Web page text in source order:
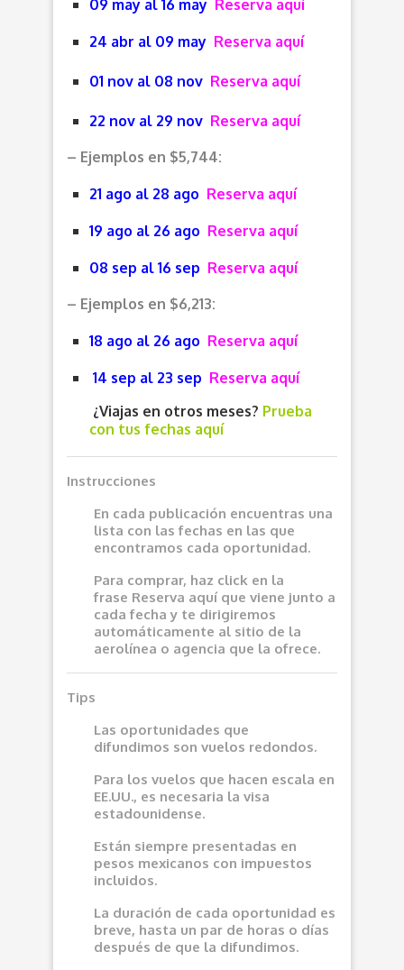
09 may al 16 may Reserva aquí
24 abr al 09 may Reserva aquí
01 nov al 08 nov Reserva aquí
22 nov al 29 nov Reserva aquí
– Ejemplos en $5,744:
21 ago al 28 ago Reserva aquí
19 ago al 26 ago Reserva aquí
08 sep al 16 sep Reserva aquí
– Ejemplos en $6,213:
18 ago al 26 ago Reserva aquí
14 sep al 23 sep Reserva aquí
¿Viajas en otros meses? Prueba
con tus fechas aquí
Instrucciones
En cada publicación encuentras una
lista con las fechas en las que
encontramos cada oportunidad.
Para comprar, haz click en la
frase Reserva aquí que viene junto a
cada fecha y te dirigiremos
automáticamente al sitio de la
aerolínea o agencia que la ofrece.
Tips
Las oportunidades que
difundimos son vuelos redondos.
Para los vuelos que hacen escala en
EE.UU., es necesaria la visa
estadounidense.
Están siempre presentadas en
pesos mexicanos con impuestos
incluidos.
La duración de cada oportunidad es
breve, hasta un par de horas o días
después de que la difundimos.